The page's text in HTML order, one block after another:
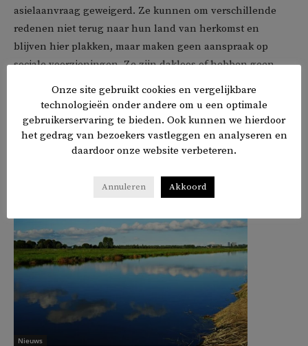
asielaanvraag geweigerd. Ze kunnen om verschillende
redenen niet terug naar hun land van herkomst en
blijven hier plakken, maar maken geen aanspraak op
sociale voorzieningen. Ze zijn dakloos of hebben geen
Delen 𝕏 f in ✉
Nieuws
Onze site gebruikt cookies en vergelijkbare
technologieën onder andere om u een optimale
gebruikerservaring te bieden. Ook kunnen we hierdoor
het gedrag van bezoekers vastleggen en analyseren en
daardoor onze website verbeteren.
Annuleren Akkoord